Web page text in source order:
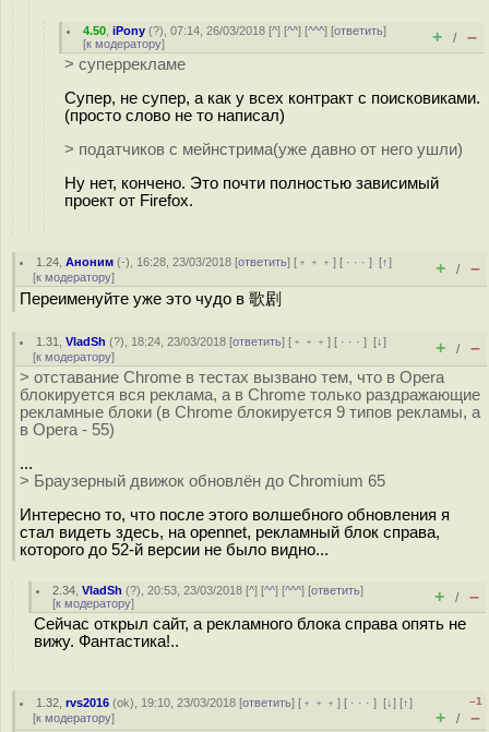
4.50 ,iPony (?), 07:14, 26/03/2018 [^] [^^] [^^^] [ответить]
[к модератору] + / –
> суперрекламе
Супер, не супер, а как у всех контракт с поисковиками.
(просто слово не то написал)
> податчиков с мейнстрима(уже давно от него ушли)
Ну нет, кончено. Это почти полностью зависимый
проект от Firefox.
1.24 ,Аноним (-), 16:28, 23/03/2018 [ответить] [ ﹢﹢﹢] [ · · ·][↑]
[к модератору] + / –
Переименуйте уже это чудо в 歌剧
1.31 ,VladSh (?), 18:24, 23/03/2018 [ответить] [ ﹢﹢﹢] [ · · ·][↓]
[к модератору] + / –
> отставание Chrome в тестах вызвано тем, что в Opera
блокируется вся реклама, а в Chrome только раздражающие
рекламные блоки (в Chrome блокируется 9 типов рекламы, а
в Opera - 55)
...
> Браузерный движок обновлён до Chromium 65
Интересно то, что после этого волшебного обновления я
стал видеть здесь, на opennet, рекламный блок справа,
которого до 52-й версии не было видно...
2.34 ,VladSh (?), 20:53, 23/03/2018 [^] [^^] [^^^] [ответить]
[к модератору] + / –
Сейчас открыл сайт, а рекламного блока справа опять не
вижу. Фантастика!..
1.32 ,rvs2016 (ok), 19:10, 23/03/2018 [ответить] [ ﹢﹢﹢] [ · · ·][↓] [↑]
[к модератору]
–1
+ / –